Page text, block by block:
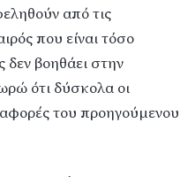
από τις
που είναι τόσο
δεν βοηθάει στην
ότι δύσκολα οι
του προηγούμενου